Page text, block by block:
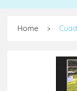
Home >